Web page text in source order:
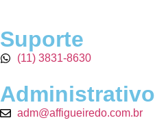
Suporte
(11) 3831-8630
Administrativo
adm@affigueiredo.com.br